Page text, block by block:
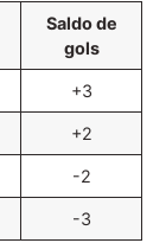
Saldo de
gols
+3
+2
-2
-3